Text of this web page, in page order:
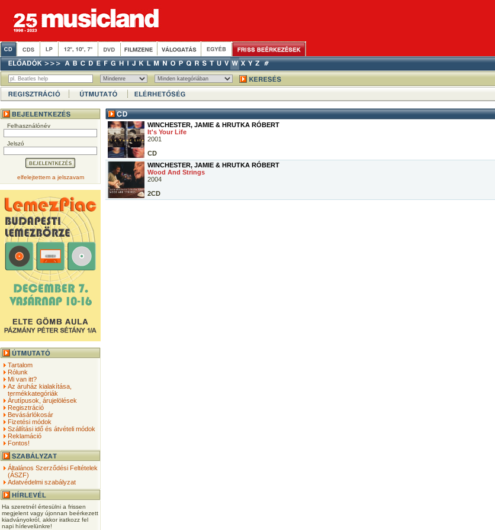
Felhasználónév
Jelszó
elfelejtettem a jelszavam
Tartalom
Rólunk
Mi van itt?
Az áruház kialakítása,
termékkategóriák
Árutípusok, árujelölések
Regisztráció
Bevásárlókosár
Fizetési módok
Szállítási idő és átvételi módok
Reklamáció
Fontos!
Általános Szerződési Feltételek
(ÁSZF)
Adatvédelmi szabályzat
Ha szeretnél értesülni a frissen
megjelent vagy újonnan beérkezett
kiadványokról, akkor iratkozz fel
napi hírlevelünkre!
WINCHESTER, JAMIE & HRUTKA RÓBERT
It's Your Life
2001
CD
WINCHESTER, JAMIE & HRUTKA RÓBERT
Wood And Strings
2004
2CD